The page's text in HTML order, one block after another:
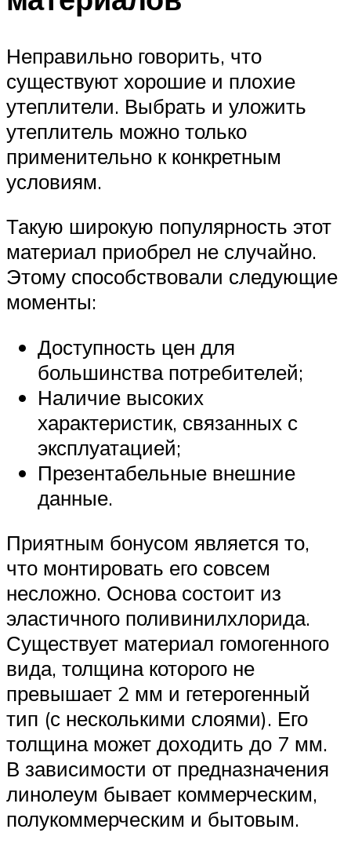
Неправильно говорить, что
существуют хорошие и плохие
утеплители. Выбрать и уложить
утеплитель можно только
применительно к конкретным
условиям.
Такую широкую популярность этот
материал приобрел не случайно.
Этому способствовали следующие
моменты:
Доступность цен для
большинства потребителей;
Наличие высоких
характеристик, связанных с
эксплуатацией;
Презентабельные внешние
данные.
Приятным бонусом является то,
что монтировать его совсем
несложно. Основа состоит из
эластичного поливинилхлорида.
Существует материал гомогенного
вида, толщина которого не
превышает 2 мм и гетерогенный
тип (с несколькими слоями). Его
толщина может доходить до 7 мм.
В зависимости от предназначения
линолеум бывает коммерческим,
полукоммерческим и бытовым.